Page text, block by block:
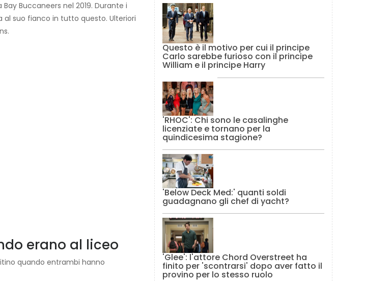
Buccaneers nel 2019. Durante i
al suo fianco in tutto questo. Ulteriori
erano al liceo
quando entrambi hanno
Questo è il motivo per cui il principe
Carlo sarebbe furioso con il principe
William e il principe Harry
'RHOC': Chi sono le casalinghe
licenziate e tornano per la
quindicesima stagione?
'Below Deck Med:' quanti soldi
guadagnano gli chef di yacht?
'Glee': l'attore Chord Overstreet ha
finito per 'scontrarsi' dopo aver fatto il
provino per lo stesso ruolo